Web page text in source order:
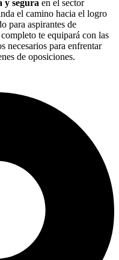
y segura en el sector
el camino hacia el logro
para aspirantes de
te equipará con las
necesarios para enfrentar
de oposiciones.